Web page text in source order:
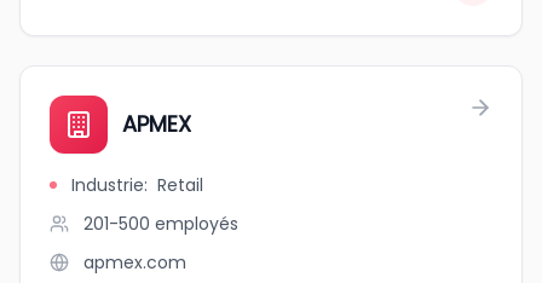
APMEX
Industrie: Retail
201-500 employés
apmex.com